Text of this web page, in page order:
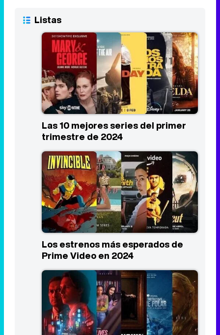
Listas
Las 10 mejores series del primer
trimestre de 2024
Los estrenos más esperados de
Prime Video en 2024